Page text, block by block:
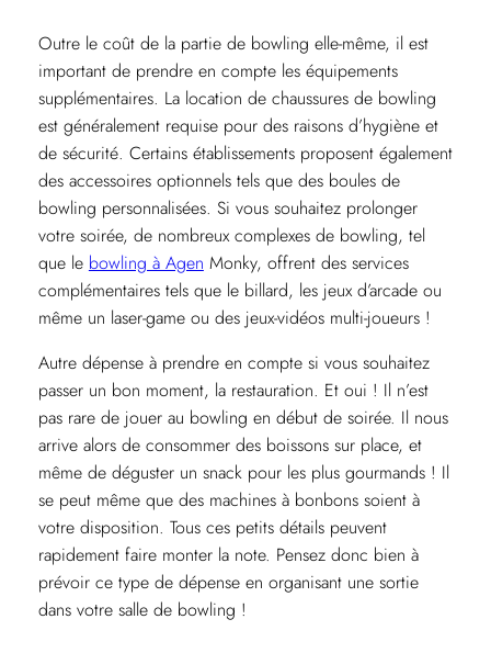
Outre le coût de la partie de bowling elle-même, il est
important de prendre en compte les équipements
supplémentaires. La location de chaussures de bowling
est généralement requise pour des raisons d’hygiène et
de sécurité. Certains établissements proposent également
des accessoires optionnels tels que des boules de
bowling personnalisées. Si vous souhaitez prolonger
votre soirée, de nombreux complexes de bowling, tel
que le bowling à Agen Monky, offrent des services
complémentaires tels que le billard, les jeux d’arcade ou
même un laser-game ou des jeux-vidéos multi-joueurs !
Autre dépense à prendre en compte si vous souhaitez
passer un bon moment, la restauration. Et oui ! Il n’est
pas rare de jouer au bowling en début de soirée. Il nous
arrive alors de consommer des boissons sur place, et
même de déguster un snack pour les plus gourmands ! Il
se peut même que des machines à bonbons soient à
votre disposition. Tous ces petits détails peuvent
rapidement faire monter la note. Pensez donc bien à
prévoir ce type de dépense en organisant une sortie
dans votre salle de bowling !